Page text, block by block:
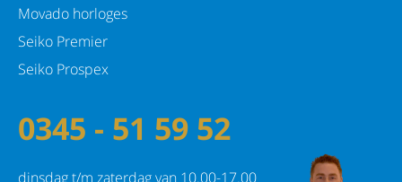
Movado horloges
Seiko Premier
Seiko Prospex
0345 - 51 59 52
dinsdag t/m zaterdag van 10.00-17.00